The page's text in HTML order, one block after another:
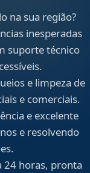
na sua região?
inesperadas
suporte técnico
e limpeza de
e comerciais.
e excelente
e resolvendo
horas, pronta